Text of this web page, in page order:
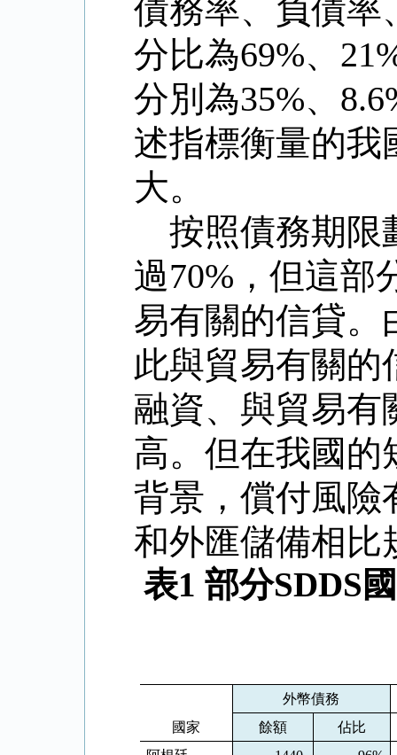
債務率、負債率
分比為69%、
分別為35%、
述指標衡量的我
大。
按照債務期限
過70% ，但這部
易有關的信貸。
此與貿易有關
融資、與貿易有
高。但在我國的
背景，償付風險
和外匯儲備相比
表1 部分SDDS
國家
外幣債務
餘額
佔比